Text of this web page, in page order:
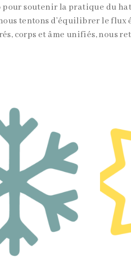
pour soutenir la pratique du
tentons d’équilibrer le
corps et âme unifiés, nous